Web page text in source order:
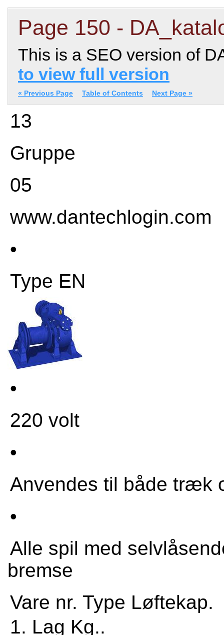
Page 150 -
This is a SEO version of
to view full version
« Previous Page Table of Contents Next Page »
13
Gruppe
05
www.dantechlogin.com
•
Type EN
•
220 volt
•
Anvendes til både træk
•
Alle spil med
bremse
Vare nr. Type Løftekap.
1. Lag Kg..